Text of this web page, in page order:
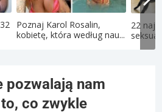
Poznaj Karol Rosalin,
kobietę, która według nau...
22
pozwalają nam
co zwykle